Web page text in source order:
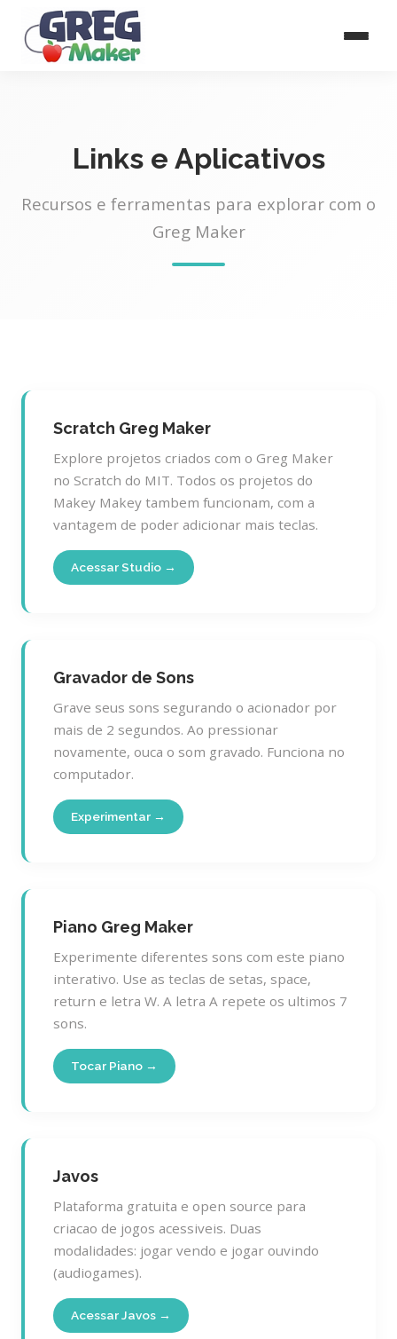
Links e Aplicativos
Recursos e ferramentas para explorar com o
Greg Maker
Scratch Greg Maker
Explore projetos criados com o Greg Maker
no Scratch do MIT. Todos os projetos do
Makey Makey tambem funcionam, com a
vantagem de poder adicionar mais teclas.
Acessar Studio →
Gravador de Sons
Grave seus sons segurando o acionador por
mais de 2 segundos. Ao pressionar
novamente, ouca o som gravado. Funciona no
computador.
Experimentar →
Piano Greg Maker
Experimente diferentes sons com este piano
interativo. Use as teclas de setas, space,
return e letra W. A letra A repete os ultimos 7
sons.
Tocar Piano →
Javos
Plataforma gratuita e open source para
criacao de jogos acessiveis. Duas
modalidades: jogar vendo e jogar ouvindo
(audiogames).
Acessar Javos →